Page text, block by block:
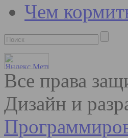
Чем
Все права
Дизайн и